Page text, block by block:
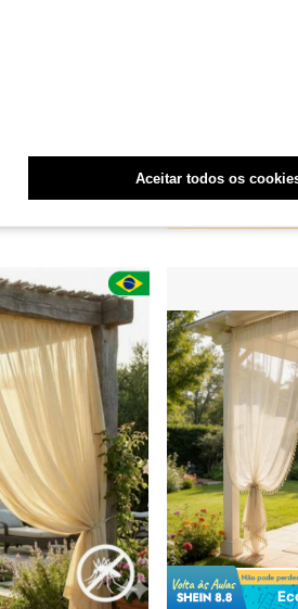
em Porta de sombra e cobertura de janela
Aceitar todos os